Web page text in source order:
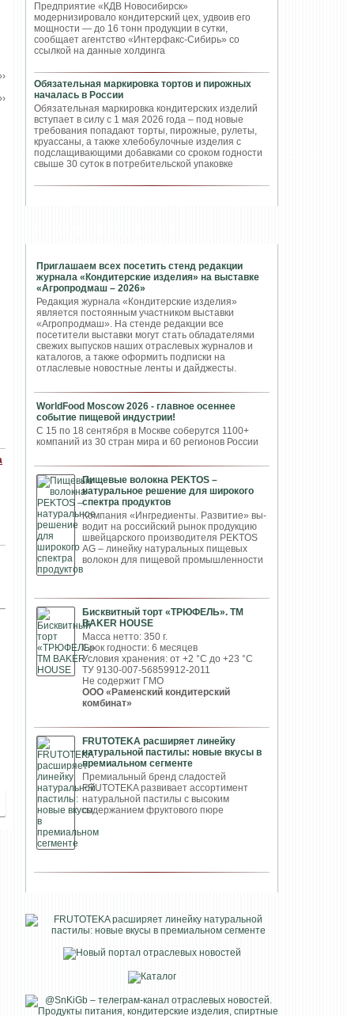
Предприятие «КДВ Новосибирск»
модернизировало кондитерский цех, удвоив его
мощности — до 16 тонн продукции в сутки,
сообщает агентство «Интерфакс-Сибирь» со
ссылкой на данные холдинга
Обязательная маркировка тортов и пирожных
началась в России
Обязательная маркировка кондитерских изделий
вступает в силу с 1 мая 2026 года – под новые
требования попадают торты, пирожные, рулеты,
круассаны, а также хлебобулочные изделия с
подслащивающими добавками со сроком годности
свыше 30 суток в потребительской упаковке
Приглашаем всех посетить стенд редакции
журнала «Кондитерские изделия» на выставке
«Агропродмаш – 2026»
Редакция журнала «Кондитерские изделия»
является постоянным участником выставки
«Агропродмаш». На стенде редакции все
посетители выставки могут стать обладателями
свежих выпусков наших отраслевых журналов и
каталогов, а также оформить подписки на
отласлевые новостные ленты и дайджесты.
WorldFood Moscow 2026 - главное осеннее
событие пищевой индустрии!
С 15 по 18 сентября в Москве соберутся 1100+
компаний из 30 стран мира и 60 регионов России
Пищевые волокна PEKTOS –
натуральное решение для широкого
спектра продуктов
Компания «Ингредиенты. Развитие» вы­
водит на российский рынок продукцию
швей­царского производителя PEKTOS
AG – ли­нейку натуральных пищевых
волокон для пи­щевой промышленности
Бисквитный торт «ТРЮФЕЛЬ». ТМ
BAKER HOUSE
Масса нетто: 350 г.
Срок годности: 6 месяцев
Условия хранения: от +2 °С до +23 °С
ТУ 9130-007-56859912-2011
Не содержит ГМО
ООО «Раменский кондитерский
комбинат»
FRUTOTEKA расширяет линейку
натуральной пастилы: новые вкусы в
премиальном сегменте
Премиальный бренд сладостей
FRUTOTEKA развивает ассортимент
натуральной пастилы с высоким
содержанием фруктового пюре
››
››